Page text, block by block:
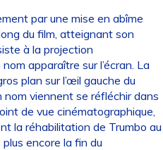
par une mise en abîme
du film, atteignant son
à la projection
apparaître sur l’écran. La
plan sur l’œil gauche du
viennent se réfléchir dans
de vue cinématographique,
la réhabilitation de Trumbo au
plus encore la fin du